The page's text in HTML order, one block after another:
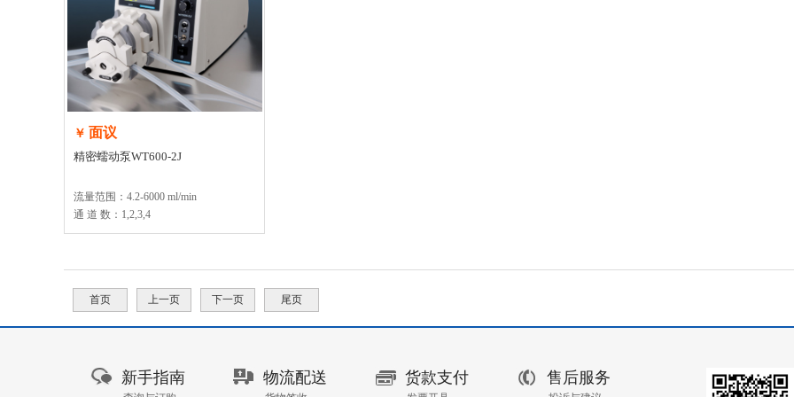
￥ 面议
精密蠕动泵WT600-2J
流量范围：4.2-6000 ml/min
通 道 数：1,2,3,4
首页 上一页 下一页 尾页
新手指南 物流配送 货款支付 售后服务